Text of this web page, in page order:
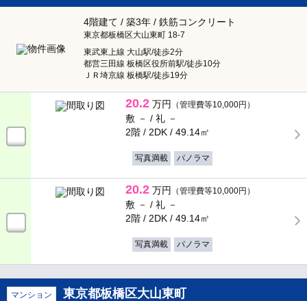
4階建て / 築3年 / 鉄筋コンクリート
東京都板橋区大山東町 18-7
東武東上線 大山駅/徒歩2分
都営三田線 板橋区役所前駅/徒歩10分
ＪＲ埼京線 板橋駅/徒歩19分
20.2 万円 （管理費等10,000円）
敷 － / 礼 －
2階 / 2DK / 49.14㎡
写真満載 パノラマ
20.2 万円 （管理費等10,000円）
敷 － / 礼 －
2階 / 2DK / 49.14㎡
写真満載 パノラマ
マンション 東京都板橋区大山東町
生活応援サービス付
検索する
× 閉じる